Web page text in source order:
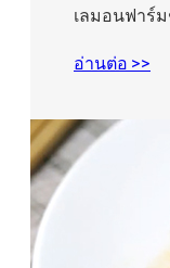
เลมอนฟาร์
อ่านต่อ >>